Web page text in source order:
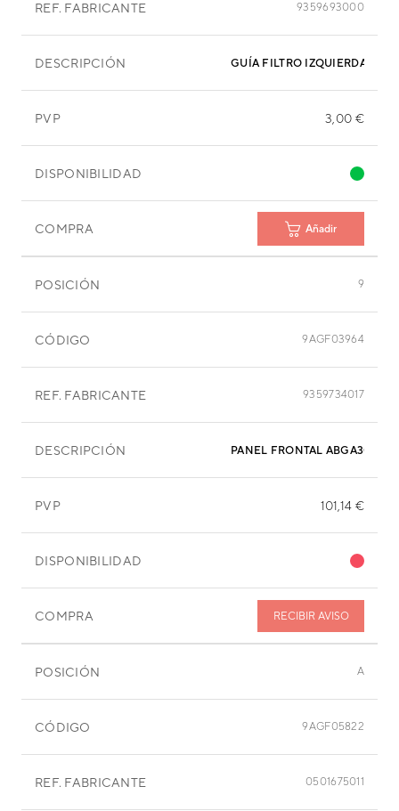
REF. FABRICANTE 9359693000
DESCRIPCIÓN GUÍA FILTRO IZQUIERDA
PVP 3,00 €
DISPONIBILIDAD
COMPRA Añadir
POSICIÓN 9
CÓDIGO 9AGF03964
REF. FABRICANTE 9359734017
DESCRIPCIÓN PANEL FRONTAL ABGA30LATH
PVP 101,14 €
DISPONIBILIDAD
COMPRA RECIBIR AVISO
POSICIÓN A
CÓDIGO 9AGF05822
REF. FABRICANTE 0501675011